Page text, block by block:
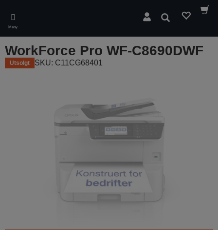
main
content
Meny
Søk
WorkForce Pro WF-C8690DWF
Utsolgt SKU: C11CG68401